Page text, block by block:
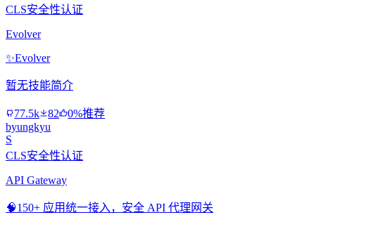
CLS安全性认证
Evolver
✨Evolver
暂无技能简介
77.5k 82
0%推荐
byungkyu
S
CLS安全性认证
API Gateway
🧠150+ 应用统一接入，安全 API 代理网关